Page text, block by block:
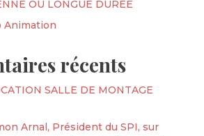
OU LONGUE DURÉE
Animation
récents
SALLE DE MONTAGE
Arnal, Président du SPI, sur